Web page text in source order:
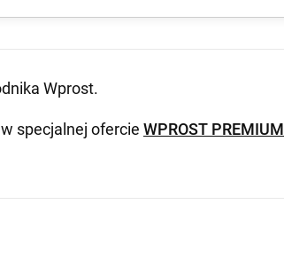
Wprost.
specjalnej ofercie WPROST PREMIUM